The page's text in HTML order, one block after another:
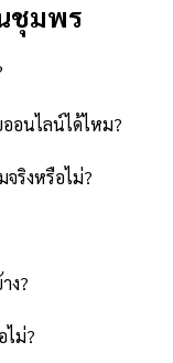
ชุมพร
อนไลน์ได้ไหม?
ริงหรือไม่?
ง?
ไม่?